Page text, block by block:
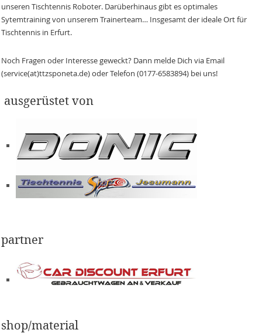
unseren Tischtennis Roboter. Darüberhinaus gibt es optimales
Sytemtraining von unserem Trainerteam… Insgesamt der ideale Ort für
Tischtennis in Erfurt.
Noch Fragen oder Interesse geweckt? Dann melde Dich via Email
(service(at)ttzsponeta.de) oder Telefon (0177-6583894) bei uns!
ausgerüstet von
partner
shop/material